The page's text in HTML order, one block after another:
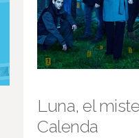
Luna, el
Calenda